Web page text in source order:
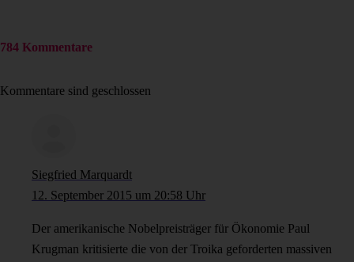
784 Kommentare
Kommentare sind geschlossen
Siegfried Marquardt
12. September 2015 um 20:58 Uhr
Der amerikanische Nobelpreisträger für Ökonomie Paul
Krugman kritisierte die von der Troika geforderten massiven